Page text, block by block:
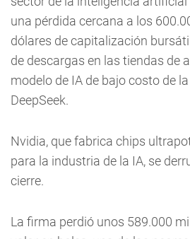
una pérdida cercana a los
dólares de capitalización
de descargas en las tiendas de
modelo de IA de bajo costo de
DeepSeek.
Nvidia, que fabrica chips
para la industria de la IA, se
cierre.
La firma perdió unos 589.000